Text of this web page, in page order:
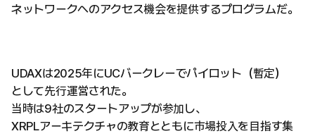
ネットワークへのアクセス機会を提供するプログラムだ。
UDAXは2025年にUCバークレーでパイロット（暫定）
として先行運営された。
当時は9社のスタートアップが参加し、
XRPLアーキテクチャの教育とともに市場投入を目指す集